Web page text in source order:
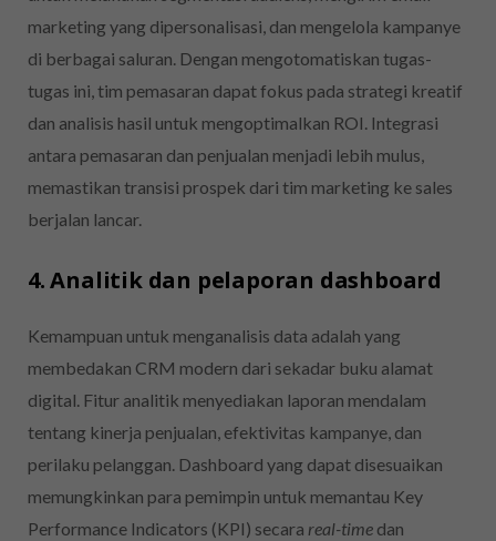
marketing yang dipersonalisasi, dan mengelola kampanye
di berbagai saluran. Dengan mengotomatiskan tugas-
tugas ini, tim pemasaran dapat fokus pada strategi kreatif
dan analisis hasil untuk mengoptimalkan ROI. Integrasi
antara pemasaran dan penjualan menjadi lebih mulus,
memastikan transisi prospek dari tim marketing ke sales
berjalan lancar.
4. Analitik dan pelaporan dashboard
Kemampuan untuk menganalisis data adalah yang
membedakan CRM modern dari sekadar buku alamat
digital. Fitur analitik menyediakan laporan mendalam
tentang kinerja penjualan, efektivitas kampanye, dan
perilaku pelanggan. Dashboard yang dapat disesuaikan
memungkinkan para pemimpin untuk memantau Key
Performance Indicators (KPI) secara real-time dan